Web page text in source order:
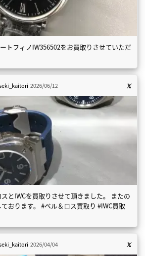
トフィノIW356502をお買取りさせていただ
2026/06/12
とIWCを買取りさせて頂きました。 またの
おります。 #ベル＆ロス買取り #IWC買取
2026/04/04